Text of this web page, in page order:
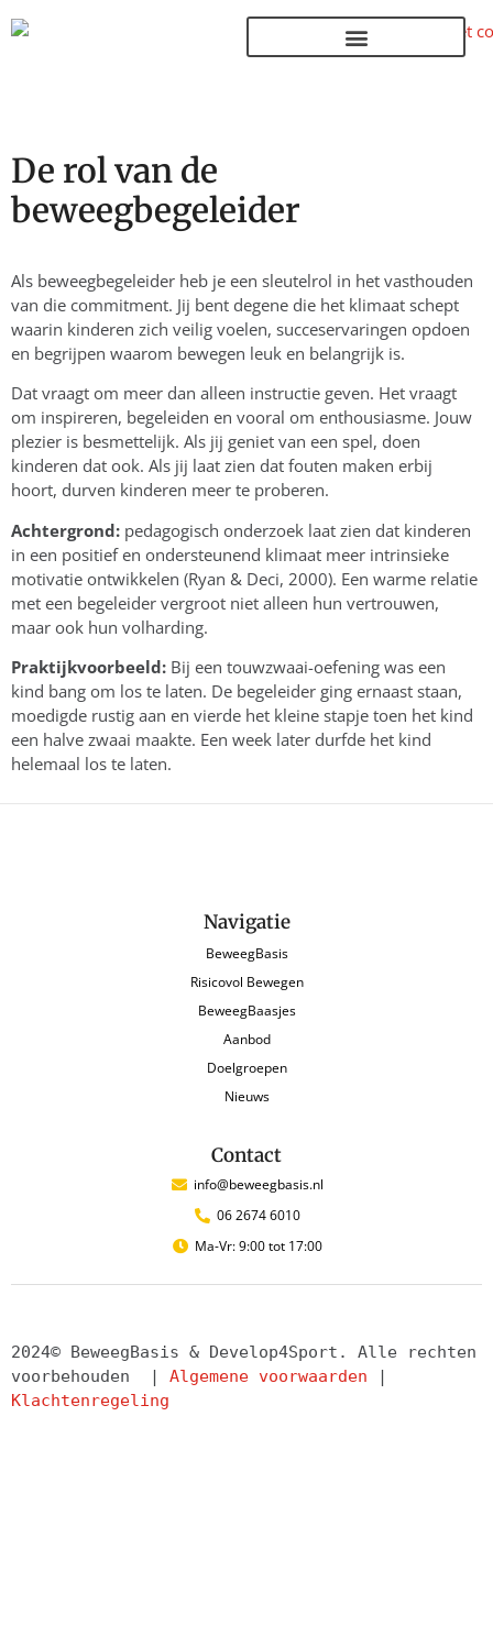
De rol van de
beweegbegeleider
Als beweegbegeleider heb je een sleutelrol in het vasthouden
van die commitment. Jij bent degene die het klimaat schept
waarin kinderen zich veilig voelen, succeservaringen opdoen
en begrijpen waarom bewegen leuk en belangrijk is.
Dat vraagt om meer dan alleen instructie geven. Het vraagt
om inspireren, begeleiden en vooral om enthousiasme. Jouw
plezier is besmettelijk. Als jij geniet van een spel, doen
kinderen dat ook. Als jij laat zien dat fouten maken erbij
hoort, durven kinderen meer te proberen.
Achtergrond: pedagogisch onderzoek laat zien dat kinderen
in een positief en ondersteunend klimaat meer intrinsieke
motivatie ontwikkelen (Ryan & Deci, 2000). Een warme relatie
met een begeleider vergroot niet alleen hun vertrouwen,
maar ook hun volharding.
Praktijkvoorbeeld: Bij een touwzwaai-oefening was een
kind bang om los te laten. De begeleider ging ernaast staan,
moedigde rustig aan en vierde het kleine stapje toen het kind
een halve zwaai maakte. Een week later durfde het kind
helemaal los te laten.
Navigatie
BeweegBasis
Risicovol Bewegen
BeweegBaasjes
Aanbod
Doelgroepen
Nieuws
Contact
info@beweegbasis.nl
06 2674 6010
Ma-Vr: 9:00 tot 17:00
2024© BeweegBasis & Develop4Sport. Alle rechten
voorbehouden  | Algemene voorwaarden
Klachtenregeling